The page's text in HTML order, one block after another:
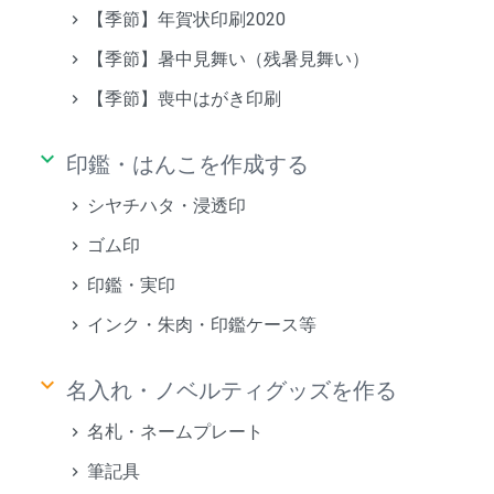
【季節】年賀状印刷2020
【季節】暑中見舞い（残暑見舞い）
【季節】喪中はがき印刷
keyboard_arrow_down 印鑑・はんこを作成する
シヤチハタ・浸透印
ゴム印
印鑑・実印
インク・朱肉・印鑑ケース等
keyboard_arrow_down 名入れ・ノベルティグッズを作る
名札・ネームプレート
筆記具